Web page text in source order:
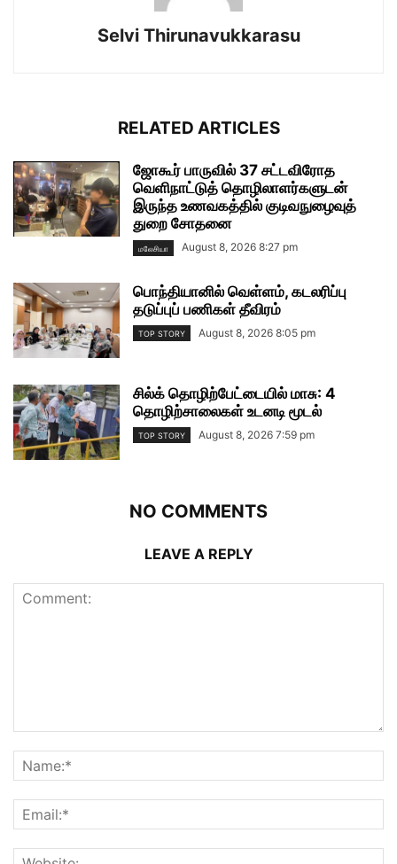
Selvi Thirunavukkarasu
RELATED ARTICLES
ஜோகூர் பாருவில் 37 சட்டவிரோத
வெளிநாட்டுத் தொழிலாளர்களுடன்
இருந்த உணவகத்தில் குடிவநுழைவுத்
துறை சோதனை
மலேசியா August 8, 2026 8:27 pm
பொந்தியானில் வெள்ளம், கடலரிப்பு
தடுப்புப் பணிகள் தீவிரம்
TOP STORY August 8, 2026 8:05 pm
சில்க் தொழிற்பேட்டையில் மாசு: 4
தொழிற்சாலைகள் உடனடி மூடல்
TOP STORY August 8, 2026 7:59 pm
NO COMMENTS
LEAVE A REPLY